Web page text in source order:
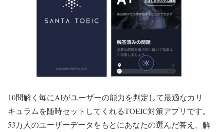
10問解く毎にAIがユーザーの能力を判定して最適なカリ
キュラムを随時セットしてくれるTOEIC対策アプリです。
53万人のユーザーデータをもとにあなたの選んだ答え、解